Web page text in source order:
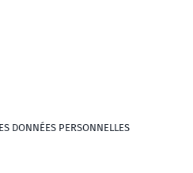
DONNÉES PERSONNELLES